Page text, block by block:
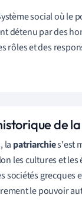
social où le
détenu par des
rôles et des
de
la patriarchies'est
les cultures et les
sociétés grecques
le pouvoir